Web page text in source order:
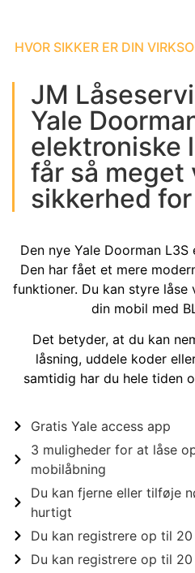
HVOR SIKKER ER DIN
JM
Yale
elektroniske
får så
sikkerhed
Den nye Yale Doorman
Den har fået et mere
funktioner. Du kan styre låse
din mobil med
Det betyder, at du kan
låsning, uddele koder
samtidig har du hele tiden
Gratis Yale access app
3 muligheder for at låse
mobilåbning
Du kan fjerne eller tilføje
hurtigt
Du kan registrere op til
Du kan registrere op til